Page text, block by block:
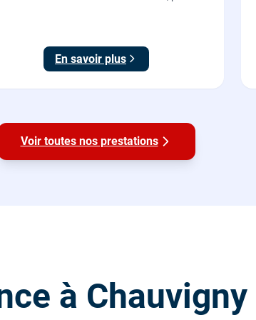
En savoir plus
Voir toutes nos prestations
à Chauvigny